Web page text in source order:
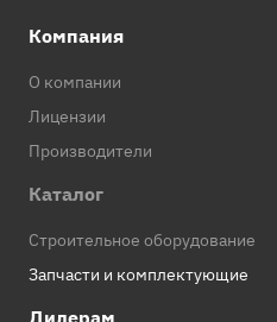
Компания
О компании
Лицензии
Производители
Каталог
Строительное оборудование
Запчасти и комплектующие